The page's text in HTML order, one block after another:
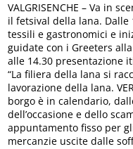
VALGRISENCHE – Va in
il fetsival della lana.
tessili e gastronomici e
guidate con i Greeters
alle 14.30 presentazione
“La filiera della lana si
lavorazione della lana.
borgo è in calendario,
dell’occasione e dello
appuntamento fisso per
mercanzie uscite dalle